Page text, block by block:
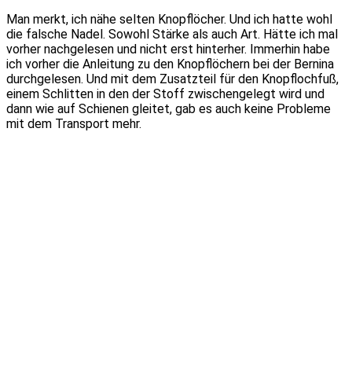
Man merkt, ich nähe selten Knopflöcher. Und ich hatte wohl
die falsche Nadel. Sowohl Stärke als auch Art. Hätte ich mal
vorher nachgelesen und nicht erst hinterher. Immerhin habe
ich vorher die Anleitung zu den Knopflöchern bei der Bernina
durchgelesen. Und mit dem Zusatzteil für den Knopflochfuß,
einem Schlitten in den der Stoff zwischengelegt wird und
dann wie auf Schienen gleitet, gab es auch keine Probleme
mit dem Transport mehr.